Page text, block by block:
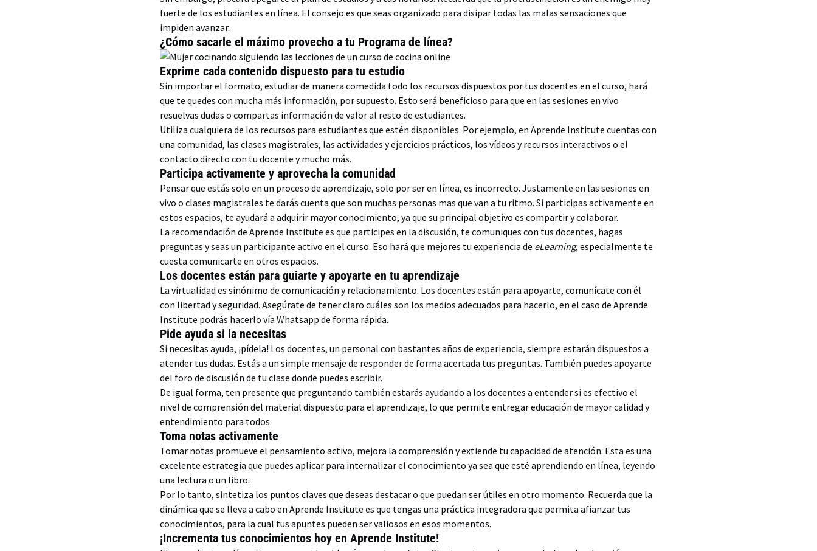
fuerte de los estudiantes en línea. El consejo es que seas organizado para disipar todas las malas sensaciones que
impiden avanzar.
¿Cómo sacarle el máximo provecho a tu Programa de línea?
Exprime cada contenido dispuesto para tu estudio
Sin importar el formato, estudiar de manera comedida todo los recursos dispuestos por tus docentes en el curso, hará
que te quedes con mucha más información, por supuesto. Esto será beneficioso para que en las sesiones en vivo
resuelvas dudas o compartas información de valor al resto de estudiantes.
Utiliza cualquiera de los recursos para estudiantes que estén disponibles. Por ejemplo, en Aprende Institute cuentas con
una comunidad, las clases magistrales, las actividades y ejercicios prácticos, los vídeos y recursos interactivos o el
contacto directo con tu docente y mucho más.
Participa activamente y aprovecha la comunidad
Pensar que estás solo en un proceso de aprendizaje, solo por ser en línea, es incorrecto. Justamente en las sesiones en
vivo o clases magistrales te darás cuenta que son muchas personas mas que van a tu ritmo. Si participas activamente en
estos espacios, te ayudará a adquirir mayor conocimiento, ya que su principal objetivo es compartir y colaborar.
La recomendación de Aprende Institute es que participes en la discusión, te comuniques con tus docentes, hagas
preguntas y seas un participante activo en el curso. Eso hará que mejores tu experiencia de eLearning, especialmente te
cuesta comunicarte en otros espacios.
Los docentes están para guiarte y apoyarte en tu aprendizaje
La virtualidad es sinónimo de comunicación y relacionamiento. Los docentes están para apoyarte, comunícate con él
con libertad y seguridad. Asegúrate de tener claro cuáles son los medios adecuados para hacerlo, en el caso de Aprende
Institute podrás hacerlo vía Whatsapp de forma rápida.
Pide ayuda si la necesitas
Si necesitas ayuda, ¡pídela! Los docentes, un personal con bastantes años de experiencia, siempre estarán dispuestos a
atender tus dudas. Estás a un simple mensaje de responder de forma acertada tus preguntas. También puedes apoyarte
del foro de discusión de tu clase donde puedes escribir.
De igual forma, ten presente que preguntando también estarás ayudando a los docentes a entender si es efectivo el
nivel de comprensión del material dispuesto para el aprendizaje, lo que permite entregar educación de mayor calidad y
entendimiento para todos.
Toma notas activamente
Tomar notas promueve el pensamiento activo, mejora la comprensión y extiende tu capacidad de atención. Esta es una
excelente estrategia que puedes aplicar para internalizar el conocimiento ya sea que esté aprendiendo en línea, leyendo
una lectura o un libro.
Por lo tanto, sintetiza los puntos claves que deseas destacar o que puedan ser útiles en otro momento. Recuerda que la
dinámica que se lleva a cabo en Aprende Institute es que tengas una práctica integradora que permita afianzar tus
conocimientos, para la cual tus apuntes pueden ser valiosos en esos momentos.
¡Incrementa tus conocimientos hoy en Aprende Institute!